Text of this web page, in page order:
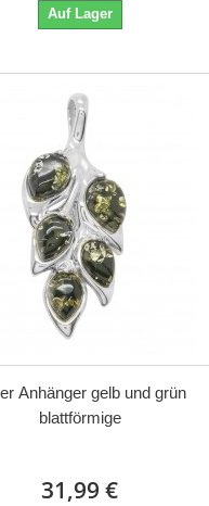
Auf Lager
Anhänger gelb und grün
blattförmige
31,99 €